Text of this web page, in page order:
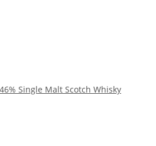
Single Malt Scotch Whisky